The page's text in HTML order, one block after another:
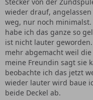
wieder drauf,
weg, nur noch
habe ich das ganze so
ist nicht lauter
mehr abgemacht weil
meine Freundin sagt sie
beobachte ich das jetzt
wieder lauter wird baue
beide Deckel ab.